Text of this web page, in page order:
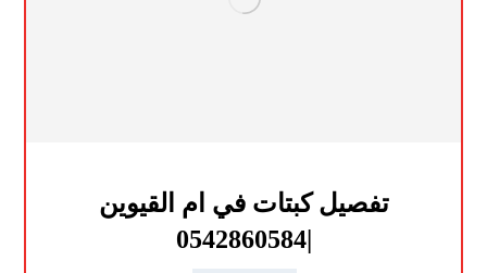
تفصيل كبتات في ام القيوين
|0542860584